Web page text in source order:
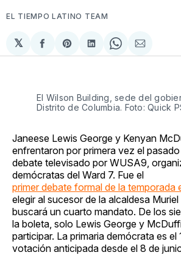
EL TIEMPO LATINO TEAM
𝕏
Compartir
en
Share
on
Compartir
en
Share
on
via
El Wilson Building, sede del
Distrito de Columbia. Foto: Quick
Janeese Lewis George y Kenyan
enfrentaron por primera vez el
debate televisado por WUSA9,
demócratas del Ward 7. Fue el
primer debate formal de la temporada
elegir al sucesor de la alcaldesa
buscará un cuarto mandato. De los
la boleta, solo Lewis George y
participar. La primaria demócrata es el
votación anticipada desde el 8 de